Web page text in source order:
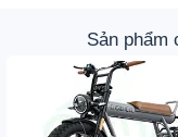
Sản phẩm